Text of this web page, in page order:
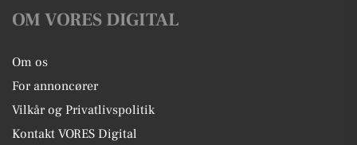
OM VORES DIGITAL
Om os
For annoncører
Vilkår og Privatlivspolitik
Kontakt VORES Digital